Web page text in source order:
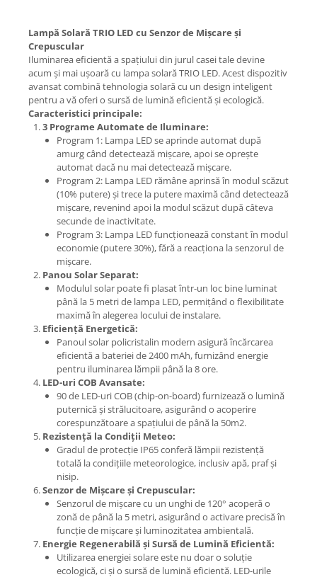
Lampă Solară TRIO LED cu Senzor de Mișcare și
Crepuscular
Iluminarea eficientă a spațiului din jurul casei tale devine
acum și mai ușoară cu lampa solară TRIO LED. Acest dispozitiv
avansat combină tehnologia solară cu un design inteligent
pentru a vă oferi o sursă de lumină eficientă și ecologică.
Caracteristici principale:
3 Programe Automate de Iluminare:
Program 1: Lampa LED se aprinde automat după
amurg când detectează mișcare, apoi se oprește
automat dacă nu mai detectează mișcare.
Program 2: Lampa LED rămâne aprinsă în modul scăzut
(10% putere) și trece la putere maximă când detectează
mișcare, revenind apoi la modul scăzut după câteva
secunde de inactivitate.
Program 3: Lampa LED funcționează constant în modul
economie (putere 30%), fără a reacționa la senzorul de
mișcare.
Panou Solar Separat:
Modulul solar poate fi plasat într-un loc bine luminat
până la 5 metri de lampa LED, permițând o flexibilitate
maximă în alegerea locului de instalare.
Eficiență Energetică:
Panoul solar policristalin modern asigură încărcarea
eficientă a bateriei de 2400 mAh, furnizând energie
pentru iluminarea lămpii până la 8 ore.
LED-uri COB Avansate:
90 de LED-uri COB (chip-on-board) furnizează o lumină
puternică și strălucitoare, asigurând o acoperire
corespunzătoare a spațiului de până la 50m2.
Rezistență la Condiții Meteo:
Gradul de protecție IP65 conferă lămpii rezistență
totală la condițiile meteorologice, inclusiv apă, praf și
nisip.
Senzor de Mișcare și Crepuscular:
Senzorul de mișcare cu un unghi de 120° acoperă o
zonă de până la 5 metri, asigurând o activare precisă în
funcție de mișcare și luminozitatea ambientală.
Energie Regenerabilă și Sursă de Lumină Eficientă:
Utilizarea energiei solare este nu doar o soluție
ecologică, ci și o sursă de lumină eficientă. LED-urile